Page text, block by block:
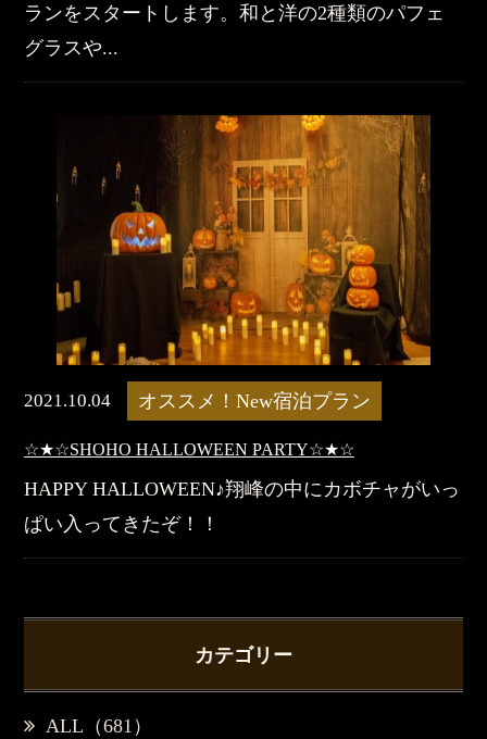
ランをスタートします。和と洋の2種類のパフェ
グラスや...
2021.10.04 オススメ！New宿泊プラン
☆★☆SHOHO HALLOWEEN PARTY☆★☆
HAPPY HALLOWEEN♪翔峰の中にカボチャがいっ
ぱい入ってきたぞ！！
カテゴリー
ALL（681）